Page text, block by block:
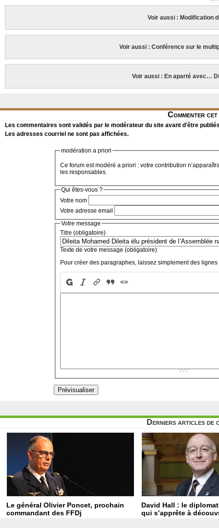
Voir aussi : Modification
Voir aussi : Conférence sur le
Voir aussi : En aparté avec…
Commenter
Les commentaires sont validés par le modérateur du site avant d'être
Les adresses courriel ne sont pas affichées.
modération a priori
Ce forum est modéré a priori : votre contribution
les responsables.
Qui êtes-vous ?
Votre nom
Votre adresse email
Votre message
Titre (obligatoire)
Texte de votre message (obligatoire)
Pour créer des paragraphes, laissez simplement des lignes
Derniers articles de
Le général Olivier Poncet, prochain
commandant des FFDj
David Hall : le
qui s’apprête à